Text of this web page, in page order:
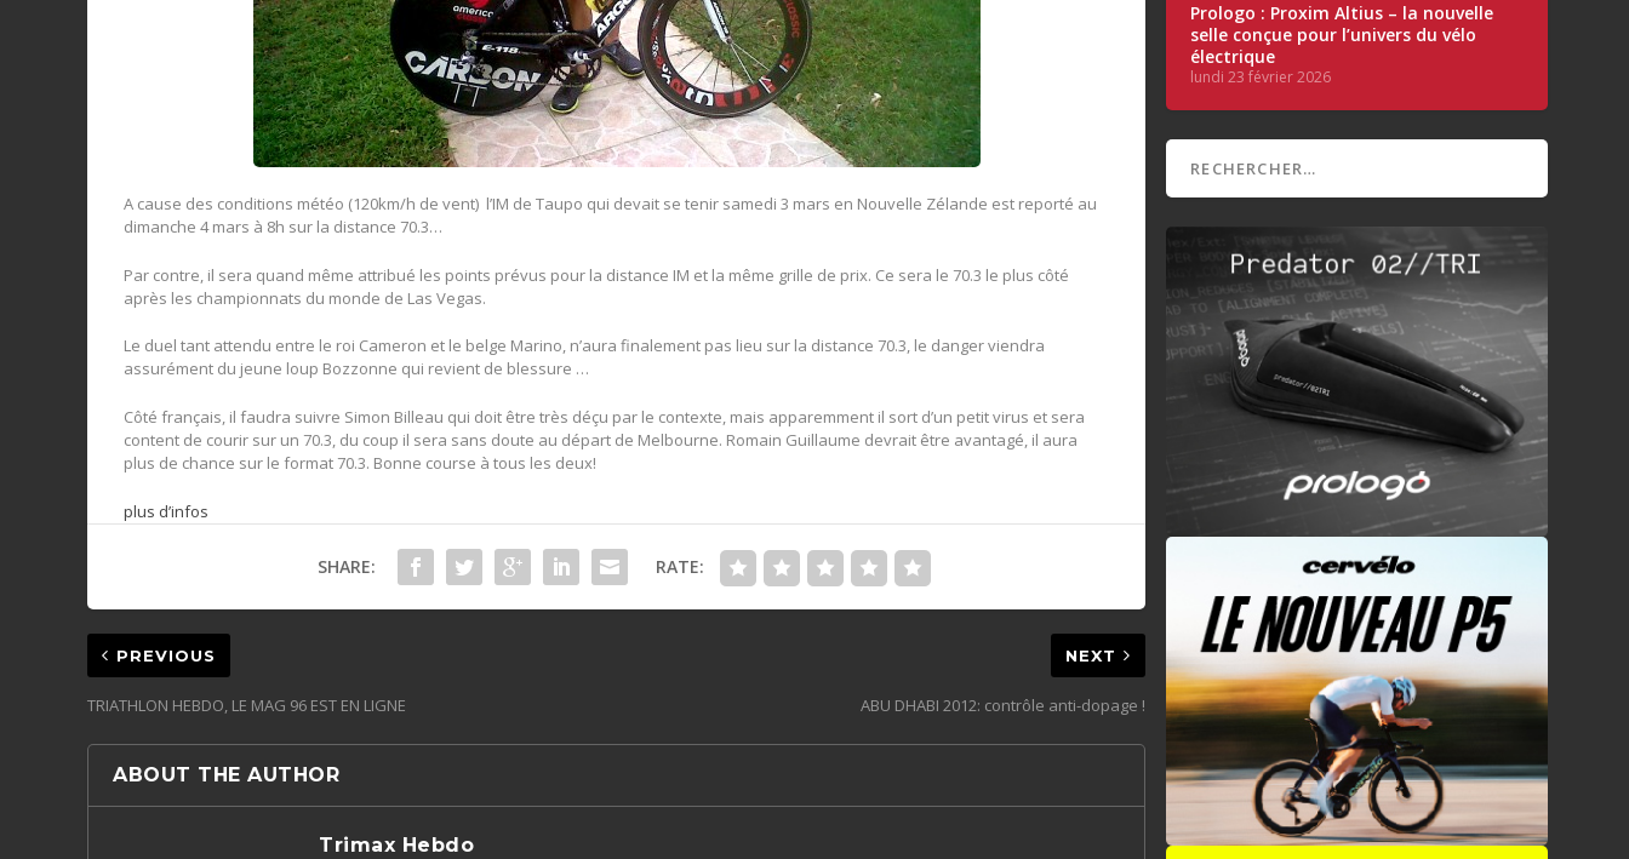
A cause des conditions météo (120km/h de vent) l’IM de Taupo qui devait se tenir samedi 3 mars en Nouvelle Zélande est reporté au
dimanche 4 mars à 8h sur la distance 70.3…
Par contre, il sera quand même attribué les points prévus pour la distance IM et la même grille de prix. Ce sera le 70.3 le plus côté
après les championnats du monde de Las Vegas.
Le duel tant attendu entre le roi Cameron et le belge Marino, n’aura finalement pas lieu sur la distance 70.3, le danger viendra
assurément du jeune loup Bozzonne qui revient de blessure …
Côté français, il faudra suivre Simon Billeau qui doit être très déçu par le contexte, mais apparemment il sort d’un petit virus et sera
content de courir sur un 70.3, du coup il sera sans doute au départ de Melbourne. Romain Guillaume devrait être avantagé, il aura
plus de chance sur le format 70.3. Bonne course à tous les deux!
plus d’infos
SHARE: RATE:
PREVIOUS
TRIATHLON HEBDO, LE MAG 96 EST EN LIGNE
NEXT
ABU DHABI 2012: contrôle anti-dopage !
ABOUT THE AUTHOR
Trimax Hebdo
Prologo : Proxim Altius – la nouvelle
selle conçue pour l’univers du vélo
électrique
lundi 23 février 2026